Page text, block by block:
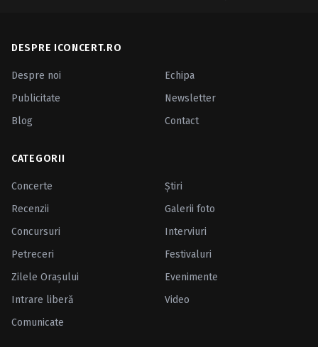
DESPRE ICONCERT.RO
Despre noi
Echipa
Publicitate
Newsletter
Blog
Contact
CATEGORII
Concerte
Ştiri
Recenzii
Galerii foto
Concursuri
Interviuri
Petreceri
Festivaluri
Zilele Oraşului
Evenimente
Intrare liberă
Video
Comunicate